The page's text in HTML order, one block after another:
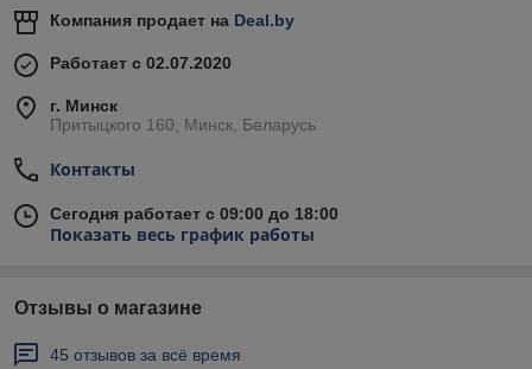
Компания продает на Deal.by
Работает с 02.07.2020
г. Минск
Притыцкого 160, Минск, Беларусь
Контакты
Сегодня работает с 09:00 до 18:00
Показать весь график работы
Отзывы о магазине
45 отзывов за всё время